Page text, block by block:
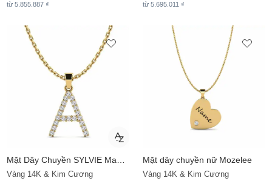
từ 5.855.887 ₫ từ 5.695.011 ₫
Vàng 14K & Kim Cương
Mặt dây chuyền nữ Mozelee
Vàng 14K & Kim Cương